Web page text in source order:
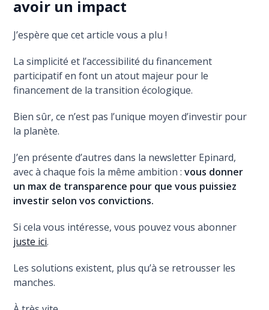
avoir un impact
J’espère que cet article vous a plu !
La simplicité et l’accessibilité du financement
participatif en font un atout majeur pour le
financement de la transition écologique.
Bien sûr, ce n’est pas l’unique moyen d’investir pour
la planète.
J’en présente d’autres dans la newsletter Epinard,
avec à chaque fois la même ambition :vous donner
un max de transparence pour que vous puissiez
investir selon vos convictions.
Si cela vous intéresse, vous pouvez vous abonner
juste ici.
Les solutions existent, plus qu’à se retrousser les
manches.